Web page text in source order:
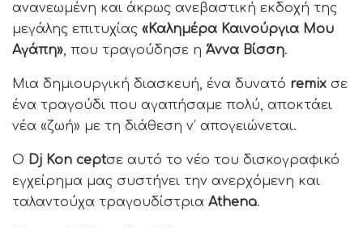
ανανεωμένη και άκρως ανεβαστική εκδοχή της
μεγάλης επιτυχίας «Καλημέρα Καινούργια Μου
Αγάπη», που τραγούδησε η Άννα Βίσση.
Μια δημιουργική διασκευή, ένα δυνατό remix σε
ένα τραγούδι που αγαπήσαμε πολύ, αποκτάει
νέα «ζωή» με τη διάθεση ν’ απογειώνεται.
Ο Dj Kon ceptσε αυτό το νέο του δισκογραφικό
εγχείρημα μας συστήνει την ανερχόμενη και
ταλαντούχα τραγουδίστρια Athena.